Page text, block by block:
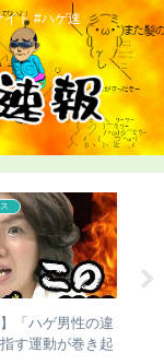
ト #ハゲ速
】「ハゲ男性の違
す運動が巻き起